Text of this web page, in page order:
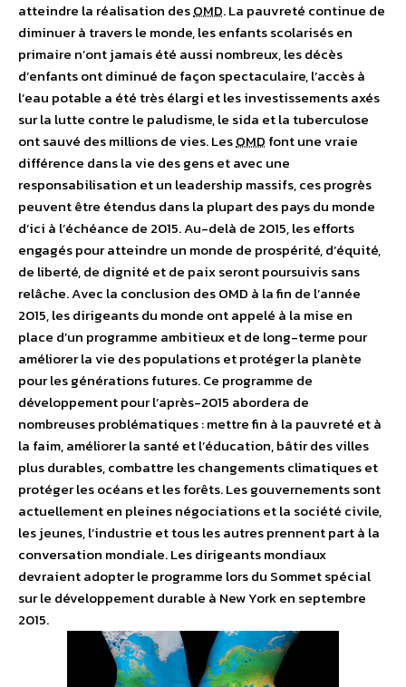
atteindre la réalisation desOMD. La pauvreté continue de
diminuer à travers le monde, les enfants scolarisés en
primaire n’ont jamais été aussi nombreux, les décès
d’enfants ont diminué de façon spectaculaire, l’accès à
l’eau potable a été très élargi et les investissements axés
sur la lutte contre le paludisme, le sida et la tuberculose
ont sauvé des millions de vies. LesOMD font une vraie
différence dans la vie des gens et avec une
responsabilisation et un leadership massifs, ces progrès
peuvent être étendus dans la plupart des pays du monde
d’ici à l’échéance de 2015. Au-delà de 2015, les efforts
engagés pour atteindre un monde de prospérité, d’équité,
de liberté, de dignité et de paix seront poursuivis sans
relâche. Avec la conclusion des OMD à la fin de l’année
2015, les dirigeants du monde ont appelé à la mise en
place d’un programme ambitieux et de long-terme pour
améliorer la vie des populations et protéger la planète
pour les générations futures. Ce programme de
développement pour l’après-2015 abordera de
nombreuses problématiques : mettre fin à la pauvreté et à
la faim, améliorer la santé et l’éducation, bâtir des villes
plus durables, combattre les changements climatiques et
protéger les océans et les forêts. Les gouvernements sont
actuellement en pleines négociations et la société civile,
les jeunes, l’industrie et tous les autres prennent part à la
conversation mondiale. Les dirigeants mondiaux
devraient adopter le programme lors du Sommet spécial
sur le développement durable à New York en septembre
2015.